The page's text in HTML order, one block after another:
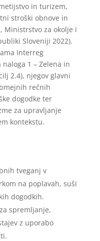
in turizem,
stroški obnove in
Ministrstvo za okolje i
Sloveniji 2022).
Interreg
naloga 1 – Zelena in
2.4), njegov glavni
rečnih
dogodke ter
za upravljanje
kontekstu.
tveganj v
na poplavah, suši
dogodkih.
spremljanje,
z uporabo